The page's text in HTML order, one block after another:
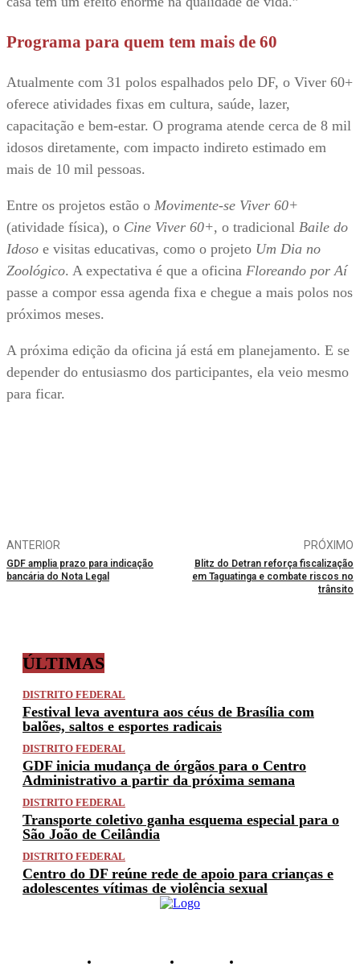
Programa para quem tem mais de 60
Atualmente com 31 polos espalhados pelo DF, o Viver 60+
oferece atividades fixas em cultura, saúde, lazer,
capacitação e bem-estar. O programa atende cerca de 8 mil
idosos diretamente, com impacto indireto estimado em
mais de 10 mil pessoas.
Entre os projetos estão o Movimente-se Viver 60+
(atividade física), o Cine Viver 60+, o tradicional Baile do
Idoso e visitas educativas, como o projeto Um Dia no
Zoológico. A expectativa é que a oficina Floreando por Aí
passe a compor essa agenda fixa e chegue a mais polos nos
próximos meses.
A próxima edição da oficina já está em planejamento. E se
depender do entusiasmo dos participantes, ela veio mesmo
para ficar.
ANTERIOR
GDF amplia prazo para indicação
bancária do Nota Legal
PRÓXIMO
Blitz do Detran reforça fiscalização
em Taguatinga e combate riscos no
trânsito
ÚLTIMAS
DISTRITO FEDERAL
Festival leva aventura aos céus de Brasília com
balões, saltos e esportes radicais
DISTRITO FEDERAL
GDF inicia mudança de órgãos para o Centro
Administrativo a partir da próxima semana
DISTRITO FEDERAL
Transporte coletivo ganha esquema especial para o
São João de Ceilândia
DISTRITO FEDERAL
Centro do DF reúne rede de apoio para crianças e
adolescentes vítimas de violência sexual